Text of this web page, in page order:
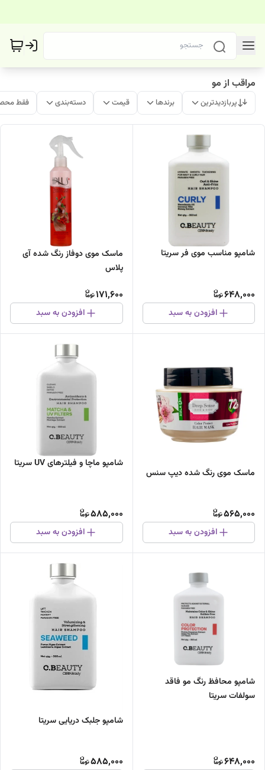
مراقب از مو
پربازدیدترین برندها قیمت دسته‌بندی فقط
شامپو مناسب موی فر سریتا
648,000
افزودن به سبد
ماسک موی دوفاز رنگ شده آی
پلاس
171,600
افزودن به سبد
ماسک موی رنگ شده دیپ سنس
565,000
افزودن به سبد
شامپو ماچا و فیلتر‌های UV سریتا
585,000
افزودن به سبد
شامپو محافظ رنگ مو فاقد
سولفات سریتا
648,000
شامپو جلبک دریایی سریتا
585,000